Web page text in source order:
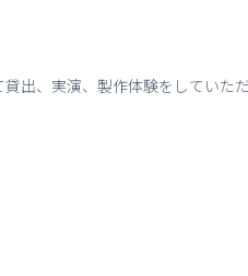
出、実演、製作体験をしていただ